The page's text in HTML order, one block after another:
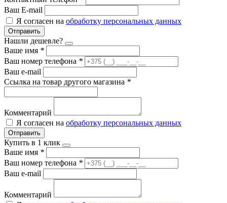
Ваш E-mail
Я согласен на обработку персональных данных
Отправить
Нашли дешевле?
Ваше имя *
Ваш номер телефона *
Ваш e-mail
Ссылка на товар другого магазина *
Комментарий
Я согласен на обработку персональных данных
Отправить
Купить в 1 клик
Ваше имя *
Ваш номер телефона *
Ваш e-mail
Комментарий